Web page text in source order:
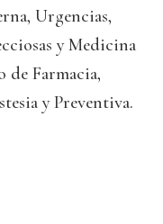
Urgencias,
y Medicina
de Farmacia,
y Preventiva.